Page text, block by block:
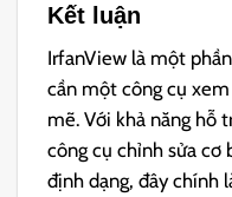
Kết luận
IrfanView là một
cần một công cụ
mẽ. Với khả năng hỗ
công cụ chỉnh sửa cơ
định dạng, đây chính